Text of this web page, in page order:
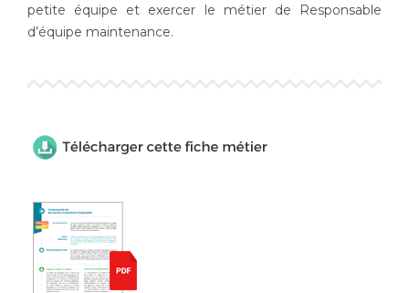
petite équipe et exercer le métier de Responsable
d’équipe maintenance.